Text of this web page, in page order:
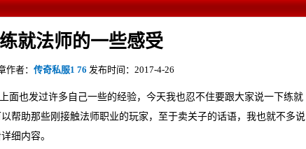
练就法师的一些感受
作者： 传奇私服1 76 发布时间：2017-4-26
面也发过许多自己一些的经验，今天我也忍不住要跟大家说一下练就
帮助那些刚接触法师职业的玩家，至于卖关子的话语，我也就不多说
细内容。